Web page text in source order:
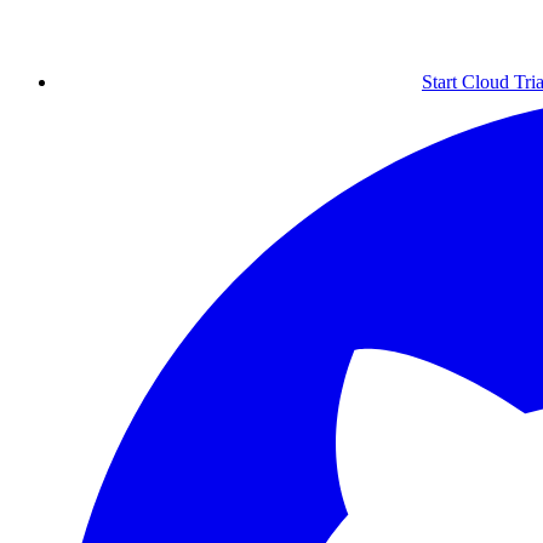
Start Cloud